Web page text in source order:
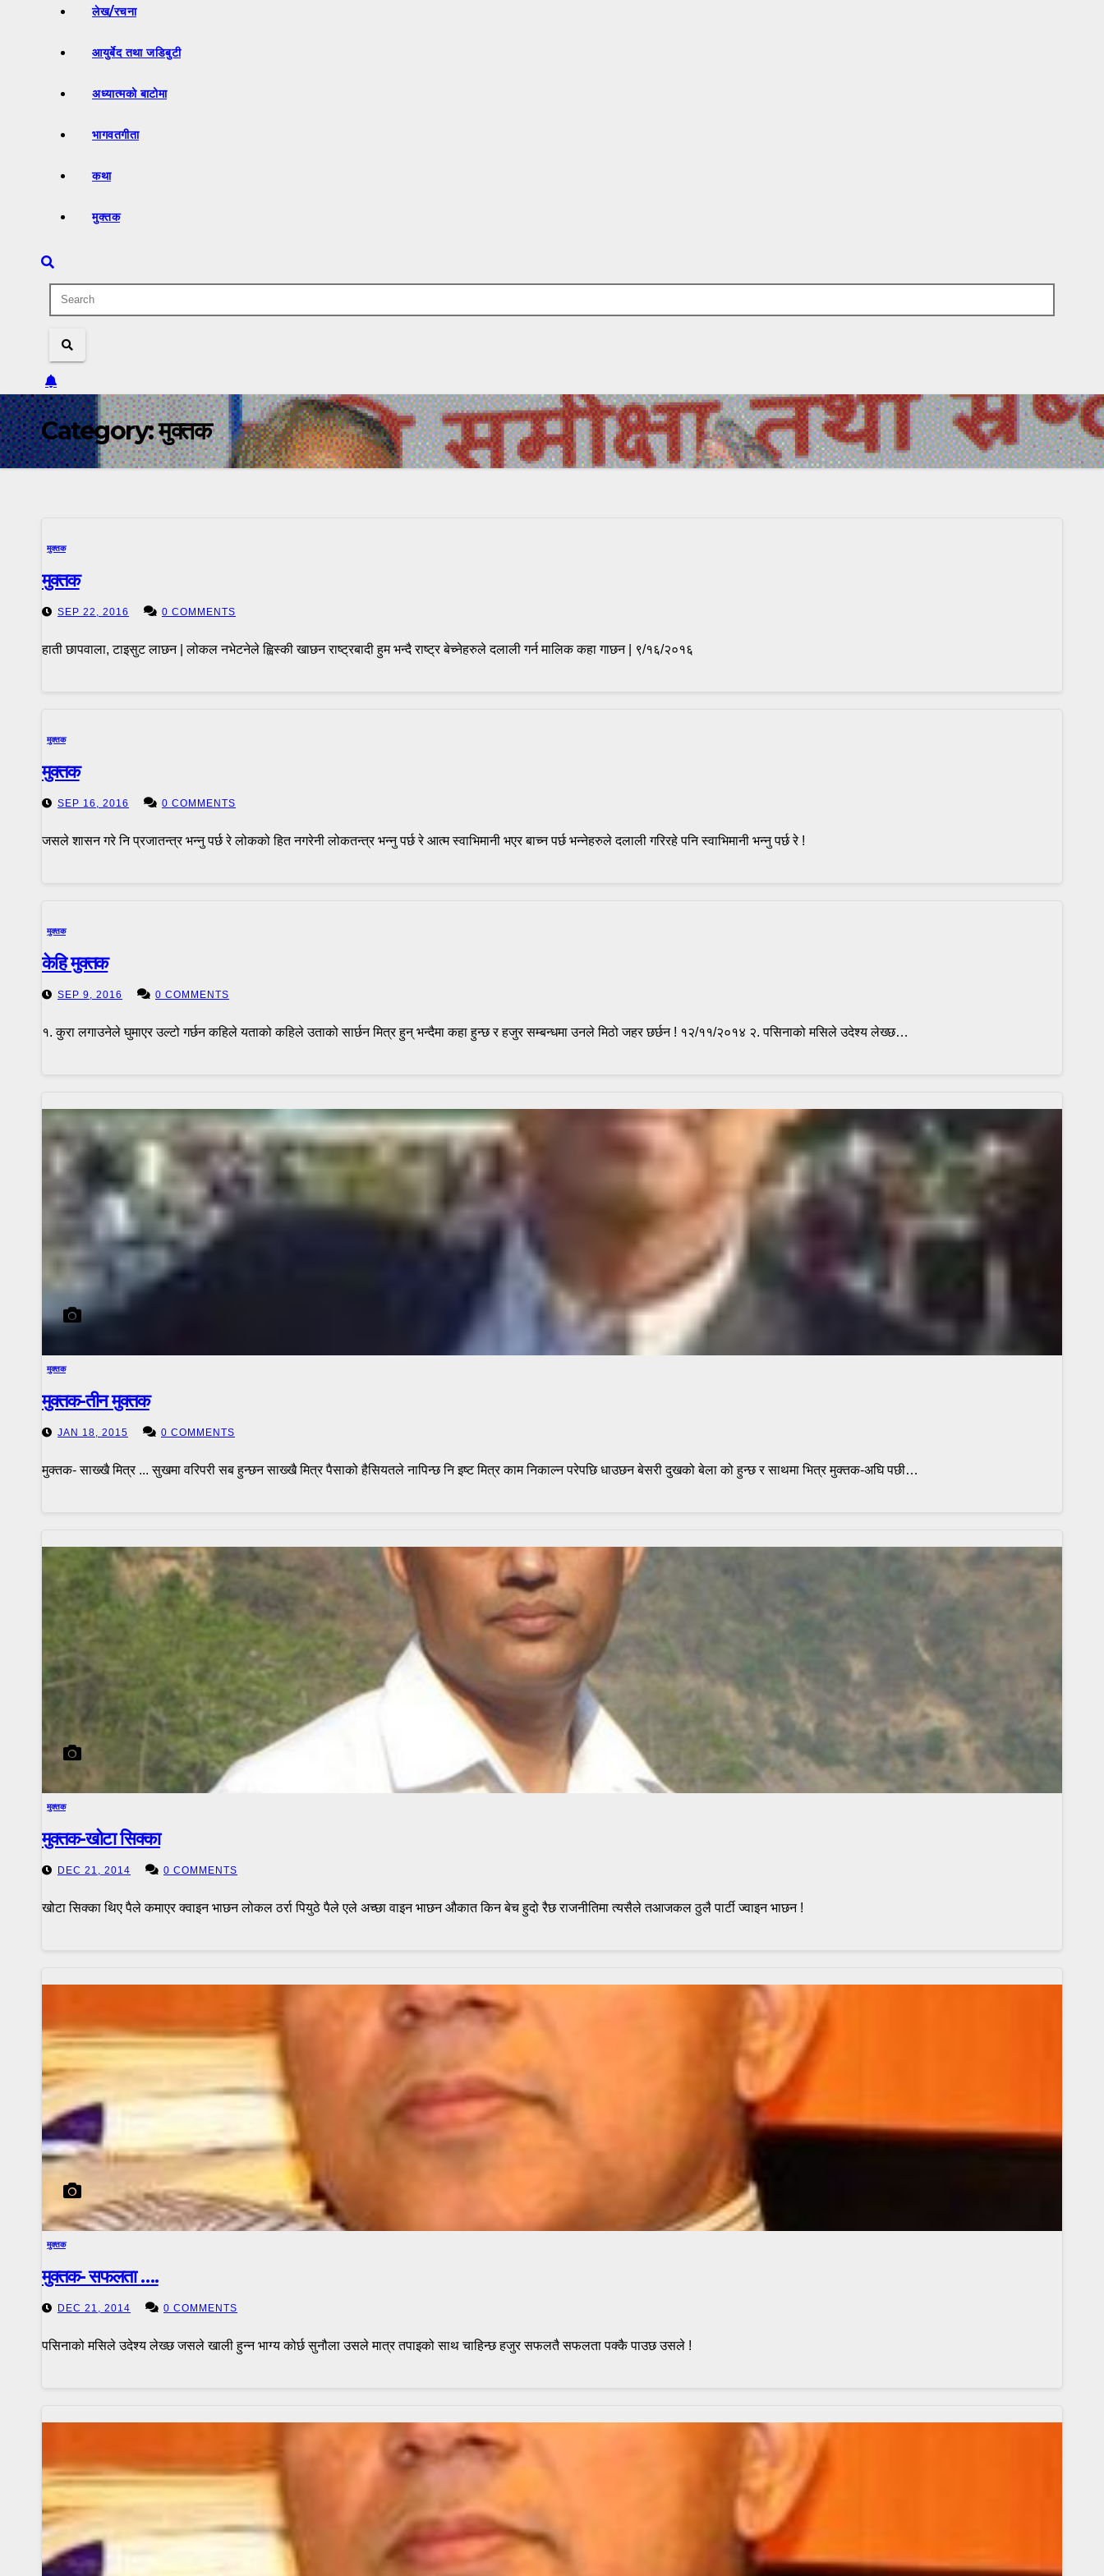
लेख/रचना
आयुर्बेद तथा जडिबुटी
अध्यात्मको बाटोमा
भागवतगीता
कथा
मुक्तक
Category:मुक्तक
मुक्तक
मुक्तक
SEP 22, 2016 0 COMMENTS
हाती छापवाला, टाइसुट लाछन | लोकल नभेटनेले ह्विस्की खाछन राष्ट्रबादी हुम भन्दै राष्ट्र बेच्नेहरुले दलाली गर्न मालिक कहा गाछन | ९/१६/२०१६
मुक्तक
मुक्तक
SEP 16, 2016 0 COMMENTS
जसले शासन गरे नि प्रजातन्त्र भन्नु पर्छ रे लोकको हित नगरेनी लोकतन्त्र भन्नु पर्छ रे आत्म स्वाभिमानी भएर बाच्न पर्छ भन्नेहरुले दलाली गरिरहे पनि स्वाभिमानी भन्नु पर्छ रे !
मुक्तक
केहि मुक्तक
SEP 9, 2016 0 COMMENTS
१. कुरा लगाउनेले घुमाएर उल्टो गर्छन कहिले यताको कहिले उताको सार्छन मित्र हुन् भन्दैमा कहा हुन्छ र हजुर सम्बन्धमा उनले मिठो जहर छर्छन ! १२/११/२०१४ २. पसिनाको मसिले उदेश्य लेख्छ…
मुक्तक
मुक्तक-तीन मुक्तक
JAN 18, 2015 0 COMMENTS
मुक्तक- साख्खै मित्र ... सुखमा वरिपरी सब हुन्छन साख्खै मित्र पैसाको हैसियतले नापिन्छ नि इष्ट मित्र काम निकाल्न परेपछि धाउछन बेसरी दुखको बेला को हुन्छ र साथमा भित्र मुक्तक-अघि पछी…
मुक्तक
मुक्तक-खोटा सिक्का
DEC 21, 2014 0 COMMENTS
खोटा सिक्का थिए पैले कमाएर क्वाइन भाछन लोकल ठर्रा पियुठे पैले एले अच्छा वाइन भाछन औकात किन बेच हुदो रैछ राजनीतिमा त्यसैले तआजकल ठुलै पार्टी ज्वाइन भाछन !
मुक्तक
मुक्तक- सफलता ….
DEC 21, 2014 0 COMMENTS
पसिनाको मसिले उदेश्य लेख्छ जसले खाली हुन्न भाग्य कोर्छ सुनौला उसले मात्र तपाइको साथ चाहिन्छ हजुर सफलतै सफलता पक्कै पाउछ उसले !